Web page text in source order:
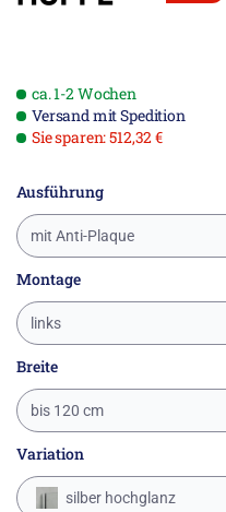
ca. 1-2 Wochen
Versand mit Spedition
Sie sparen: 512,32 €
Ausführung
mit Anti-Plaque
Montage
links
Breite
bis 120 cm
Variation
silber hochglanz